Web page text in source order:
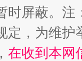
时屏蔽。
定，为维
在收到本网